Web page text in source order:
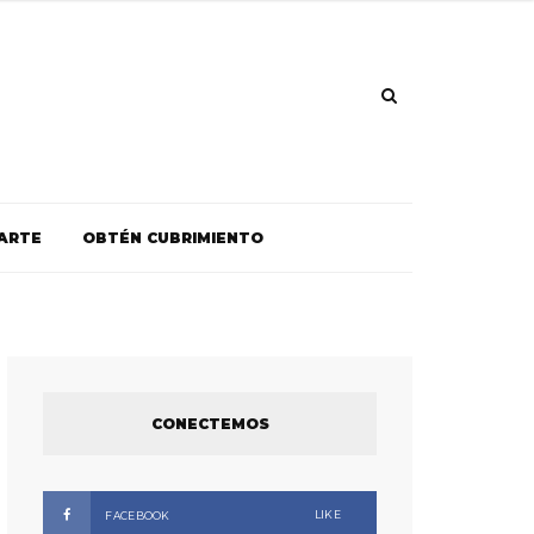
OBTÉN CUBRIMIENTO
CONECTEMOS
FACEBOOK LIKE